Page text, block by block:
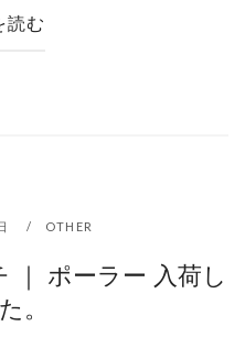
読む
OTHER
｜ ポーラー 入荷し
。